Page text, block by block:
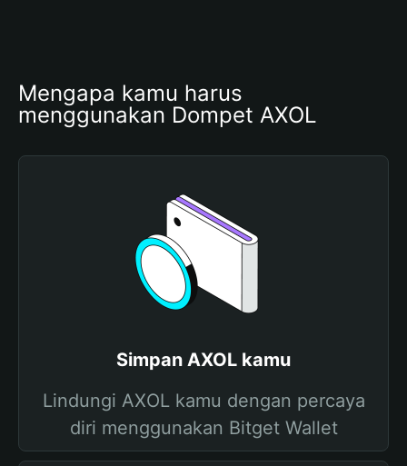
Mengapa kamu harus
menggunakan Dompet AXOL
Simpan AXOL kamu
Lindungi AXOL kamu dengan percaya
diri menggunakan Bitget Wallet